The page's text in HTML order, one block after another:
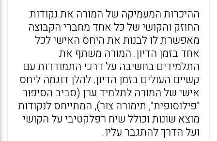
ההיכרות המעמיקה של המורה את נקודות
החוזק והקושי של כל אחד מחברי הקבוצה
מאפשרת לו לבנות את היחס האישי לכל
אחד בזמן הדיון. המורה משתף את
התלמידים בחשיבה על דרכי התמודדות עם
קשיים העולים בזמן הדיון. להלן דוגמה ליחס
אישי של המורה לתלמיד ערן (סביב הסיפור
"פילוסופית", תימורה צור), המתייחס לנקודות
מוצא שונות וכולל שיח רפלקטיבי על הקושי
ועל הדרך להתגבר עליו.